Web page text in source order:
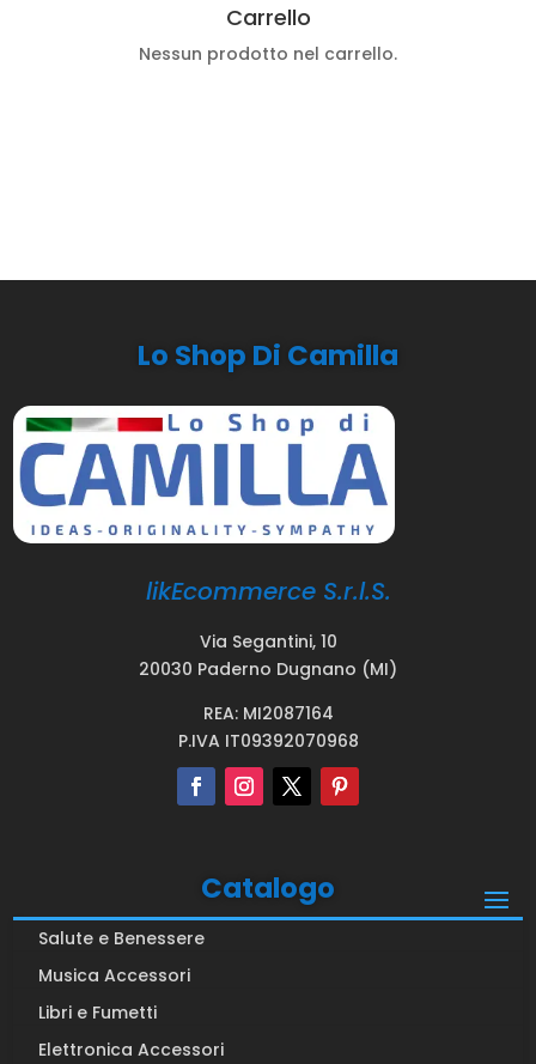
Carrello
Nessun prodotto nel carrello.
Lo Shop Di Camilla
likEcommerce S.r.l.S.
Via Segantini, 10
20030 Paderno Dugnano (MI)
REA: MI2087164
P.IVA IT09392070968
Catalogo
Salute e Benessere
Musica Accessori
Libri e Fumetti
Elettronica Accessori